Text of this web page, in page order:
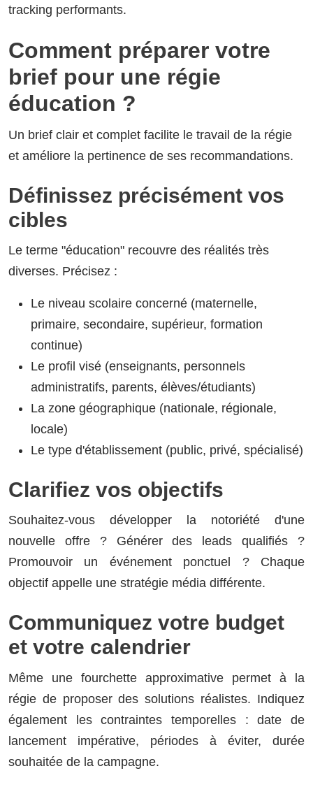
tracking performants.
Comment préparer votre
brief pour une régie
éducation ?
Un brief clair et complet facilite le travail de la régie
et améliore la pertinence de ses recommandations.
Définissez précisément vos
cibles
Le terme "éducation" recouvre des réalités très
diverses. Précisez :
Le niveau scolaire concerné (maternelle,
primaire, secondaire, supérieur, formation
continue)
Le profil visé (enseignants, personnels
administratifs, parents, élèves/étudiants)
La zone géographique (nationale, régionale,
locale)
Le type d'établissement (public, privé, spécialisé)
Clarifiez vos objectifs
Souhaitez-vous développer la notoriété d'une
nouvelle offre ? Générer des leads qualifiés ?
Promouvoir un événement ponctuel ? Chaque
objectif appelle une stratégie média différente.
Communiquez votre budget
et votre calendrier
Même une fourchette approximative permet à la
régie de proposer des solutions réalistes. Indiquez
également les contraintes temporelles : date de
lancement impérative, périodes à éviter, durée
souhaitée de la campagne.